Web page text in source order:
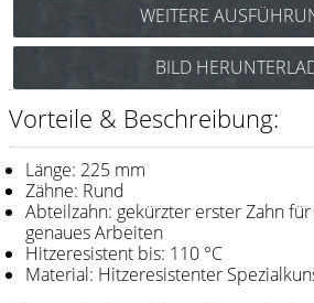
Kämme
Fejic
e-kwip
Bürsten
Y.S. Park
Werkzeugtaschen
WEITERE
Y.S. Park Parthenon Universalkamm
(weiß) Art.Nr.: 85y606w
BILD
Vorteile & Beschreibung:
Länge: 225 mm
Zähne: Rund
Abteilzahn: gekürzter erster Zahn
genaues Arbeiten
Hitzeresistent bis: 110 °C
Material: Hitzeresistenter